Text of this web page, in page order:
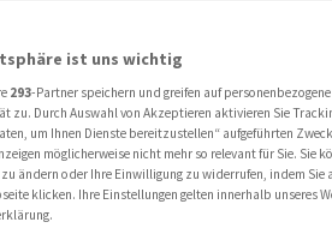
als
einer
oder
Wenger
ist uns wichtig
293-Partner speichern und greifen auf
zu. Durch Auswahl von Akzeptieren aktivieren Sie
um Ihnen Dienste bereitzustellen“ aufgeführten
möglicherweise nicht mehr so relevant für Sie. Sie
ändern oder Ihre Einwilligung zu widerrufen, indem
klicken. Ihre Einstellungen gelten innerhalb unseres